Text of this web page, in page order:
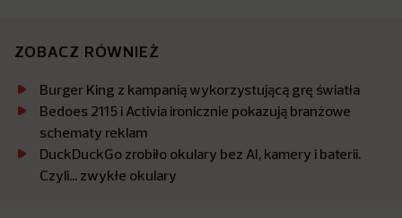
ZOBACZ RÓWNIEŻ
Burger King z kampanią wykorzystującą grę światła
Bedoes 2115 i Activia ironicznie pokazują branżowe
schematy reklam
DuckDuckGo zrobiło okulary bez AI, kamery i baterii.
Czyli… zwykłe okulary